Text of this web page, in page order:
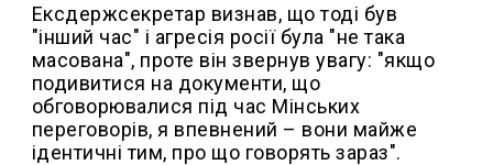
Ексдержсекретар визнав, що тоді був
"інший час" і агресія росії була "не така
масована", проте він звернув увагу: "якщо
подивитися на документи, що
обговорювалися під час Мінських
переговорів, я впевнений – вони майже
ідентичні тим, про що говорять зараз".